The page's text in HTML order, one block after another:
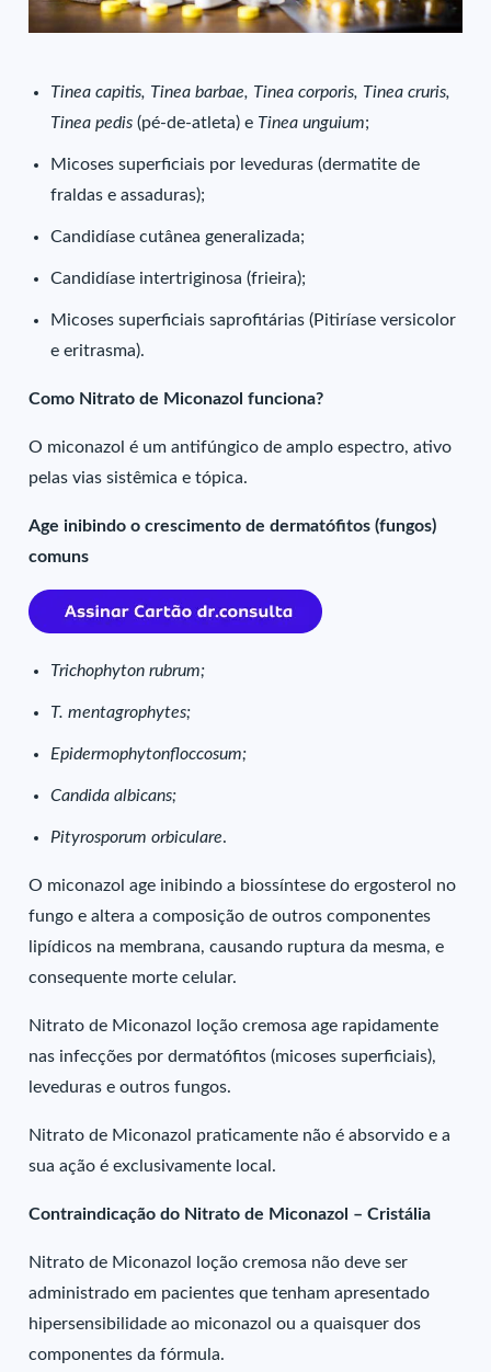
Tinea capitis, Tinea barbae, Tinea corporis, Tinea cruris,
Tinea pedis (pé-de-atleta) e Tinea unguium;
Micoses superficiais por leveduras (dermatite de
fraldas e assaduras);
Candidíase cutânea generalizada;
Candidíase intertriginosa (frieira);
Micoses superficiais saprofitárias (Pitiríase versicolor
e eritrasma).
Como Nitrato de Miconazol funciona?
O miconazol é um antifúngico de amplo espectro, ativo
pelas vias sistêmica e tópica.
Age inibindo o crescimento de dermatófitos (fungos)
comuns
Trichophyton rubrum;
T. mentagrophytes;
Epidermophytonfloccosum;
Candida albicans;
Pityrosporum orbiculare.
O miconazol age inibindo a biossíntese do ergosterol no
fungo e altera a composição de outros componentes
lipídicos na membrana, causando ruptura da mesma, e
consequente morte celular.
Nitrato de Miconazol loção cremosa age rapidamente
nas infecções por dermatófitos (micoses superficiais),
leveduras e outros fungos.
Nitrato de Miconazol praticamente não é absorvido e a
sua ação é exclusivamente local.
Contraindicação do Nitrato de Miconazol – Cristália
Nitrato de Miconazol loção cremosa não deve ser
administrado em pacientes que tenham apresentado
hipersensibilidade ao miconazol ou a quaisquer dos
componentes da fórmula.